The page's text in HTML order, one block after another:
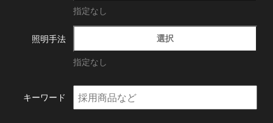
指定なし
照明手法 選択
指定なし
キーワード